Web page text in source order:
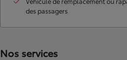
des passagers
Nos services